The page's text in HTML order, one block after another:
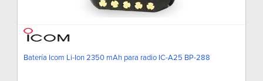
Batería Icom Li-Ion 2350 mAh para radio IC-A25 BP-288